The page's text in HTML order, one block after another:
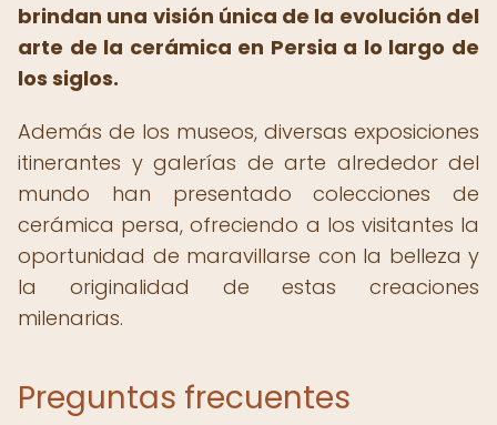
brindan una visión única de la evolución del
arte de la cerámica en Persia a lo largo de
los siglos.
Además de los museos, diversas exposiciones
itinerantes y galerías de arte alrededor del
mundo han presentado colecciones de
cerámica persa, ofreciendo a los visitantes la
oportunidad de maravillarse con la belleza y
la originalidad de estas creaciones
milenarias.
Preguntas frecuentes